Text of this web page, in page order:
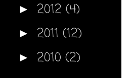
► 2012 (4)
► 2011 (12)
► 2010 (2)